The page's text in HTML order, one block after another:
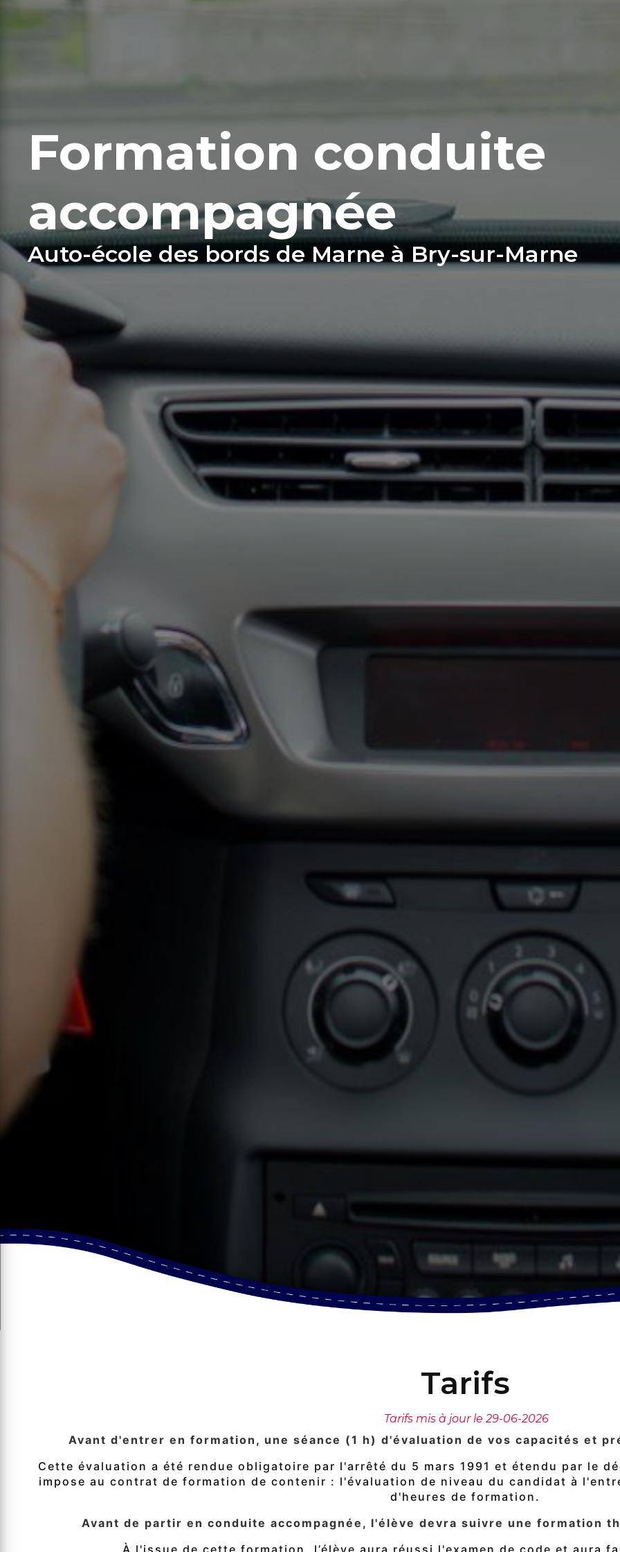
Formation conduite
accompagnée
Auto-école des bords de Marne à Bry-sur-Marne
Tarifs
Tarifs mis à jour le 29-06-2026
Avant d'entrer en formation, une séance (1 h) d'évaluation de vos capacités et
Cette évaluation a été rendue obligatoire par l'arrêté du 5 mars 1991 et étendu par le
impose au contrat de formation de contenir : l'évaluation de niveau du candidat à
d'heures de formation.
Avant de partir en conduite accompagnée, l'élève devra suivre une formation
À l'issue de cette formation, l’élève aura réussi l'examen de code et aura